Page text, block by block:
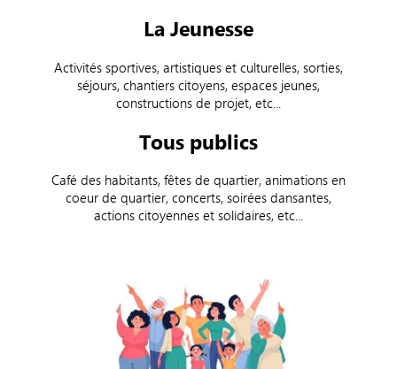
La Jeunesse
Activités sportives, artistiques et culturelles, sorties,
séjours, chantiers citoyens, espaces jeunes,
constructions de projet, etc...
Tous publics
Café des habitants, fêtes de quartier, animations en
coeur de quartier, concerts, soirées dansantes,
actions citoyennes et solidaires, etc...